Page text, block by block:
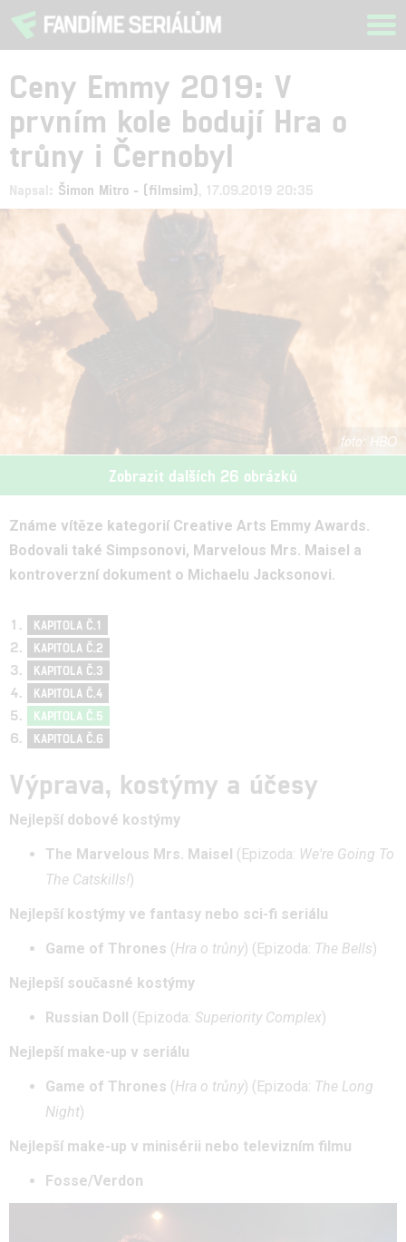
Ceny Emmy 2019: V
prvním kole bodují Hra o
trůny i Černobyl
Napsal: Šimon Mitro - (filmsim) , 17.09.2019 20:35
HBO
Zobrazit dalších 26 obrázků
Známe vítěze kategorií Creative Arts Emmy Awards.
Bodovali také Simpsonovi, Marvelous Mrs. Maisel a
kontroverzní dokument o Michaelu Jacksonovi.
KAPITOLA Č.1
KAPITOLA Č.2
KAPITOLA Č.3
KAPITOLA Č.4
KAPITOLA Č.5
KAPITOLA Č.6
Výprava, kostýmy a účesy
Nejlepší dobové kostýmy
The Marvelous Mrs. Maisel (Epizoda: We're Going To
The Catskills!)
Nejlepší kostýmy ve fantasy nebo sci-fi seriálu
Game of Thrones (Hra o trůny) (Epizoda: The Bells)
Nejlepší současné kostýmy
Russian Doll
(Epizoda: Superiority Complex)
Nejlepší make-up v seriálu
Game of Thrones (Hra o trůny) (Epizoda: The Long
Night)
Nejlepší make-up v minisérii nebo televizním filmu
Fosse/Verdon